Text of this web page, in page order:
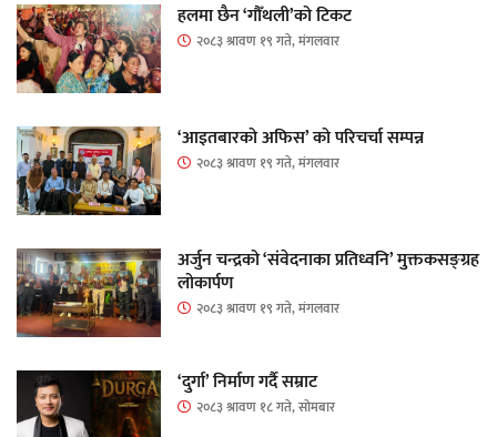
हलमा छैन ‘गौँथली’को टिकट
२०८३ श्रावण १९ गते, मंगलवार
‘आइतबारको अफिस’ को परिचर्चा सम्पन्न
२०८३ श्रावण १९ गते, मंगलवार
अर्जुन चन्द्रको ‘संवेदनाका प्रतिध्वनि’ मुक्तकसङ्ग्रह
लोकार्पण
२०८३ श्रावण १९ गते, मंगलवार
‘दुर्गा’ निर्माण गर्दै सम्राट
२०८३ श्रावण १८ गते, सोमबार